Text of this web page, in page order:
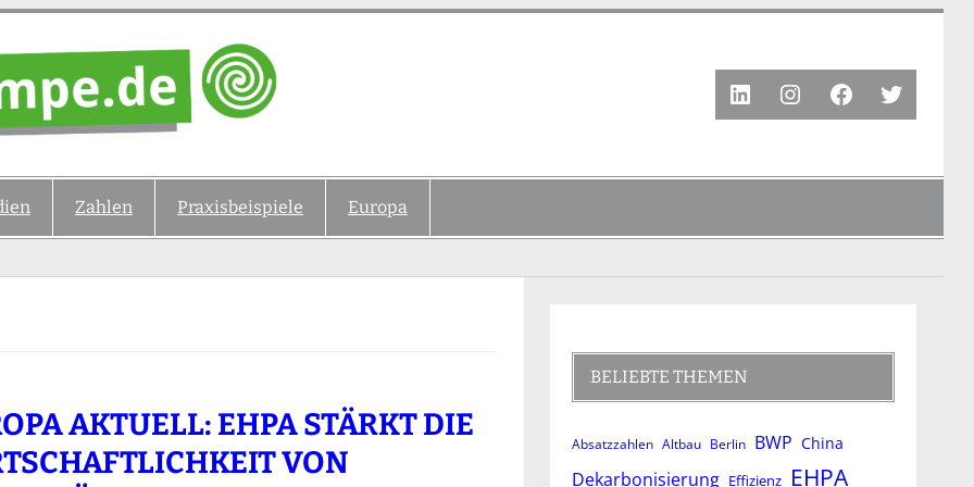
LinkedInInstagram
Facebook
Twitter
Zahlen Praxisbeispiele Europa
AKTUELL: EHPA STÄRKT DIE
VON
BELIEBTE THEMEN
Absatzzahlen Altbau Berlin BWP China
Dekarbonisierung Effizienz EHPA